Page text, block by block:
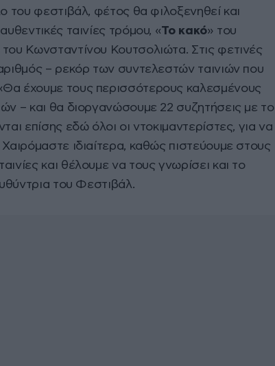
του φεστιβάλ, φέτος θα φιλοξενηθεί και
ταινίες τρόμου, «Το κακό» του
του Κωνσταντίνου Κουτσολιώτα. Στις φετινές
– ρεκόρ των συντελεστών ταινιών που
έχουμε τους περισσότερους καλεσμένους
– και θα διοργανώσουμε 22 συζητήσεις με το
επίσης εδώ όλοι οι ντοκιμαντερίστες, για να
ιδιαίτερα, καθώς πιστεύουμε στους
και θέλουμε να τους γνωρίσει και το
του Φεστιβάλ.